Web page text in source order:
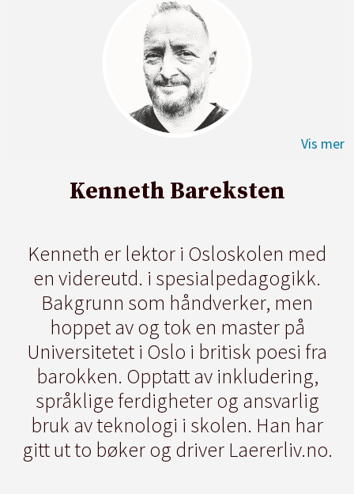
Kenneth Bareksten
Kenneth er lektor i Osloskolen med
en videreutd. i spesialpedagogikk.
Bakgrunn som håndverker, men
hoppet av og tok en master på
Universitetet i Oslo i britisk poesi fra
barokken. Opptatt av inkludering,
språklige ferdigheter og ansvarlig
bruk av teknologi i skolen. Han har
gitt ut to bøker og driver Laererliv.no.